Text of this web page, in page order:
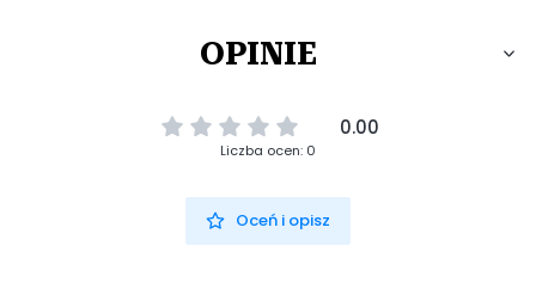
OPINIE
0.00
Liczba ocen: 0
Oceń i opisz